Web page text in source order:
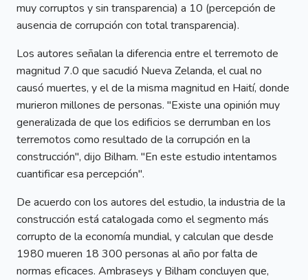
muy corruptos y sin transparencia) a 10 (percepción de
ausencia de corrupción con total transparencia).
Los autores señalan la diferencia entre el terremoto de
magnitud 7.0 que sacudió Nueva Zelanda, el cual no
causó muertes, y el de la misma magnitud en Haití, donde
murieron millones de personas. "Existe una opinión muy
generalizada de que los edificios se derrumban en los
terremotos como resultado de la corrupción en la
construcción", dijo Bilham. "En este estudio intentamos
cuantificar esa percepción".
De acuerdo con los autores del estudio, la industria de la
construcción está catalogada como el segmento más
corrupto de la economía mundial, y calculan que desde
1980 mueren 18 300 personas al año por falta de
normas eficaces. Ambraseys y Bilham concluyen que,